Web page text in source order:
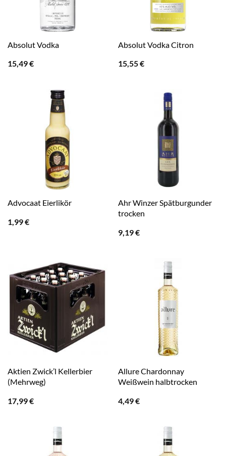
Absolut Vodka
15,49€
Absolut Vodka Citron
15,55€
Advocaat Eierlikör
1,99€
Ahr Winzer Spätburgunder
trocken
9,19€
Aktien Zwick’l Kellerbier
(Mehrweg)
17,99€
Allure Chardonnay
Weißwein halbtrocken
4,49€